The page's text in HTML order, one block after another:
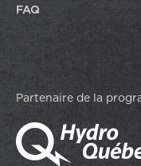
FAQ
Partenaire de la